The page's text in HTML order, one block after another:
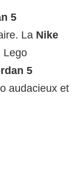
5
La Nike
Lego
5
audacieux et